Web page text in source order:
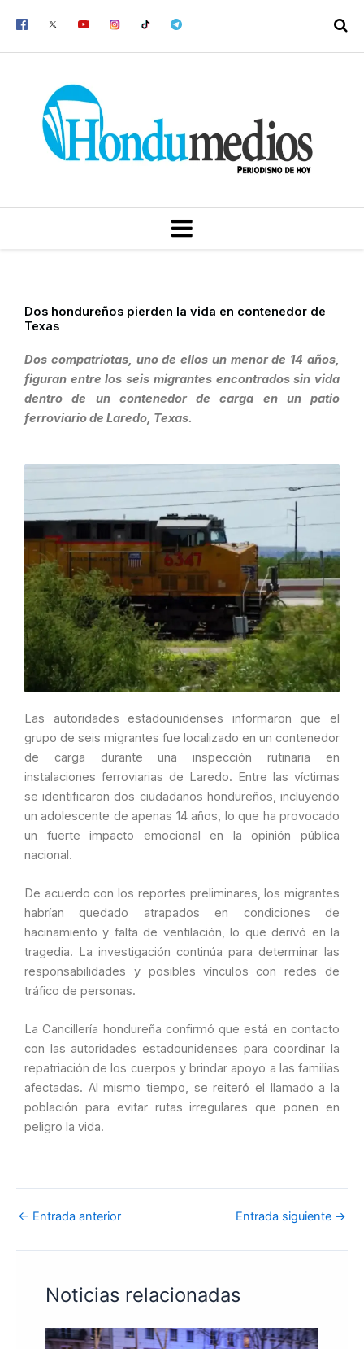
MENU
Dos hondureños pierden la vida en contenedor de
Texas
Dos compatriotas, uno de ellos un menor de 14 años,
figuran entre los seis migrantes encontrados sin vida
dentro de un contenedor de carga en un patio
ferroviario de Laredo, Texas.
Las autoridades estadounidenses informaron que el
grupo de seis migrantes fue localizado en un contenedor
de carga durante una inspección rutinaria en
instalaciones ferroviarias de Laredo. Entre las víctimas
se identificaron dos ciudadanos hondureños, incluyendo
un adolescente de apenas 14 años, lo que ha provocado
un fuerte impacto emocional en la opinión pública
nacional.
De acuerdo con los reportes preliminares, los migrantes
habrían quedado atrapados en condiciones de
hacinamiento y falta de ventilación, lo que derivó en la
tragedia. La investigación continúa para determinar las
responsabilidades y posibles vínculos con redes de
tráfico de personas.
La Cancillería hondureña confirmó que está en contacto
con las autoridades estadounidenses para coordinar la
repatriación de los cuerpos y brindar apoyo a las familias
afectadas. Al mismo tiempo, se reiteró el llamado a la
población para evitar rutas irregulares que ponen en
peligro la vida.
← Entrada anterior Entrada siguiente →
Noticias relacionadas